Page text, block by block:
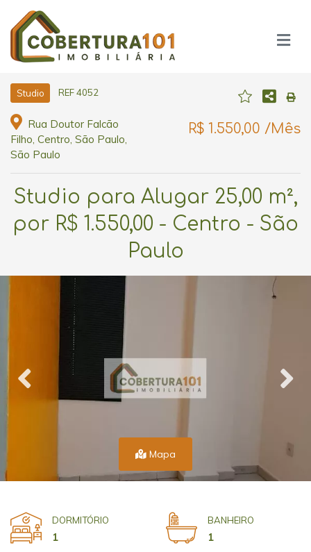
Studio REF 4052
Rua Doutor Falcão
Filho, Centro, São Paulo,
São Paulo
R$ 1.550,00 /Mês
Studio para Alugar 25,00 m²,
por R$ 1.550,00 - Centro - São
Paulo
Mapa
DORMITÓRIO
1
BANHEIRO
1